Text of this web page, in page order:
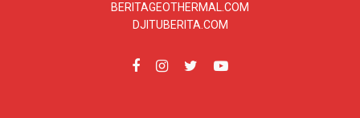
BERITAGEOTHERMAL.COM
DJITUBERITA.COM